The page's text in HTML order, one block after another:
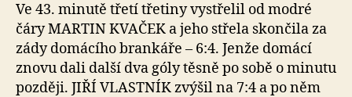
Ve 43. minutě třetí třetiny vystřelil od modré
čáry MARTIN KVAČEK a jeho střela skončila za
zády domácího brankáře – 6:4. Jenže domácí
znovu dali další dva góly těsně po sobě o minutu
později. JIŘÍ VLASTNÍK zvýšil na 7:4 a po něm